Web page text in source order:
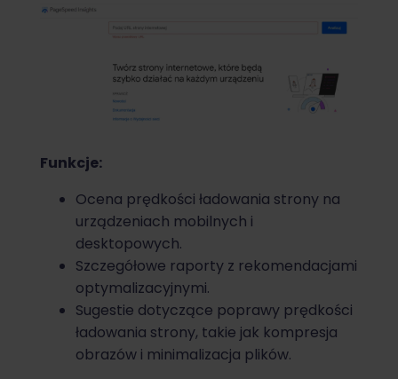
Funkcje:
Ocena prędkości ładowania strony na
urządzeniach mobilnych i
desktopowych.
Szczegółowe raporty z rekomendacjami
optymalizacyjnymi.
Sugestie dotyczące poprawy prędkości
ładowania strony, takie jak kompresja
obrazów i minimalizacja plików.